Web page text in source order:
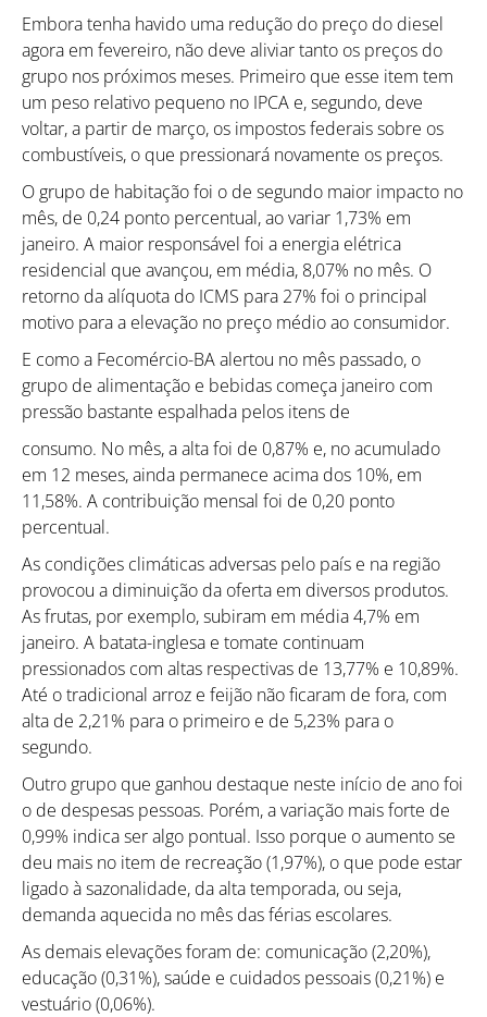
Como utilizar
Embora tenha havido uma redução do preço do diesel
agora em fevereiro, não deve aliviar tanto os preços do
grupo nos próximos meses. Primeiro que esse item tem
um peso relativo pequeno no IPCA e, segundo, deve
voltar, a partir de março, os impostos federais sobre os
combustíveis, o que pressionará novamente os preços.
O grupo de habitação foi o de segundo maior impacto no
mês, de 0,24 ponto percentual, ao variar 1,73% em
janeiro. A maior responsável foi a energia elétrica
residencial que avançou, em média, 8,07% no mês. O
retorno da alíquota do ICMS para 27% foi o principal
motivo para a elevação no preço médio ao consumidor.
E como a Fecomércio-BA alertou no mês passado, o
grupo de alimentação e bebidas começa janeiro com
pressão bastante espalhada pelos itens de
consumo. No mês, a alta foi de 0,87% e, no acumulado
em 12 meses, ainda permanece acima dos 10%, em
11,58%. A contribuição mensal foi de 0,20 ponto
percentual.
As condições climáticas adversas pelo país e na região
provocou a diminuição da oferta em diversos produtos.
As frutas, por exemplo, subiram em média 4,7% em
janeiro. A batata-inglesa e tomate continuam
pressionados com altas respectivas de 13,77% e 10,89%.
Até o tradicional arroz e feijão não ficaram de fora, com
alta de 2,21% para o primeiro e de 5,23% para o
segundo.
Outro grupo que ganhou destaque neste início de ano foi
o de despesas pessoas. Porém, a variação mais forte de
0,99% indica ser algo pontual. Isso porque o aumento se
deu mais no item de recreação (1,97%), o que pode estar
ligado à sazonalidade, da alta temporada, ou seja,
demanda aquecida no mês das férias escolares.
As demais elevações foram de: comunicação (2,20%),
educação (0,31%), saúde e cuidados pessoais (0,21%) e
vestuário (0,06%).